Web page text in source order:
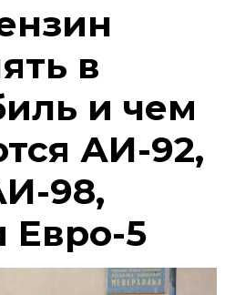
в
и чем
АИ-92,
98,
Евро-5